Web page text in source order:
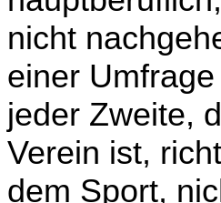
nicht
einer
jeder Zweite,
Verein ist,
dem Sport,